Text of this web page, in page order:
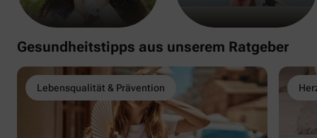
Gesundheitstipps aus unserem Ratgeber
Lebensqualität & Prävention